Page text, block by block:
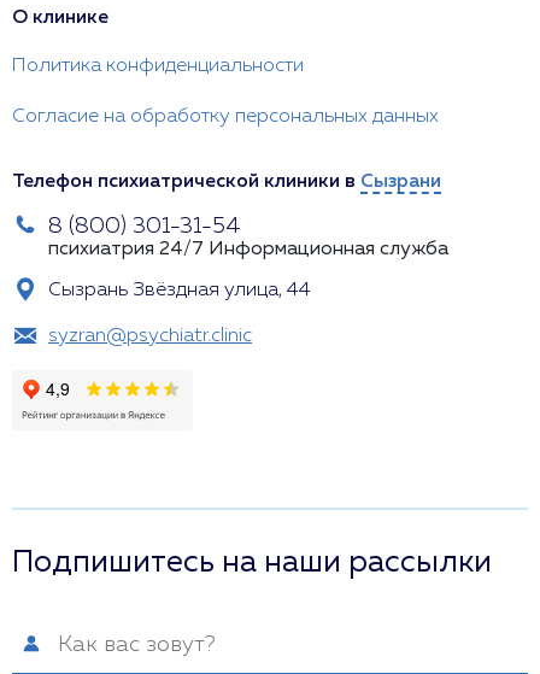
О клинике
Политика конфиденциальности
Согласие на обработку персональных данных
Телефон психиатрической клиники в Сызрани
8 (800) 301-31-54
психиатрия 24/7 Информационная служба
Сызрань Звёздная улица, 44
syzran@psychiatr.clinic
Подпишитесь на наши рассылки